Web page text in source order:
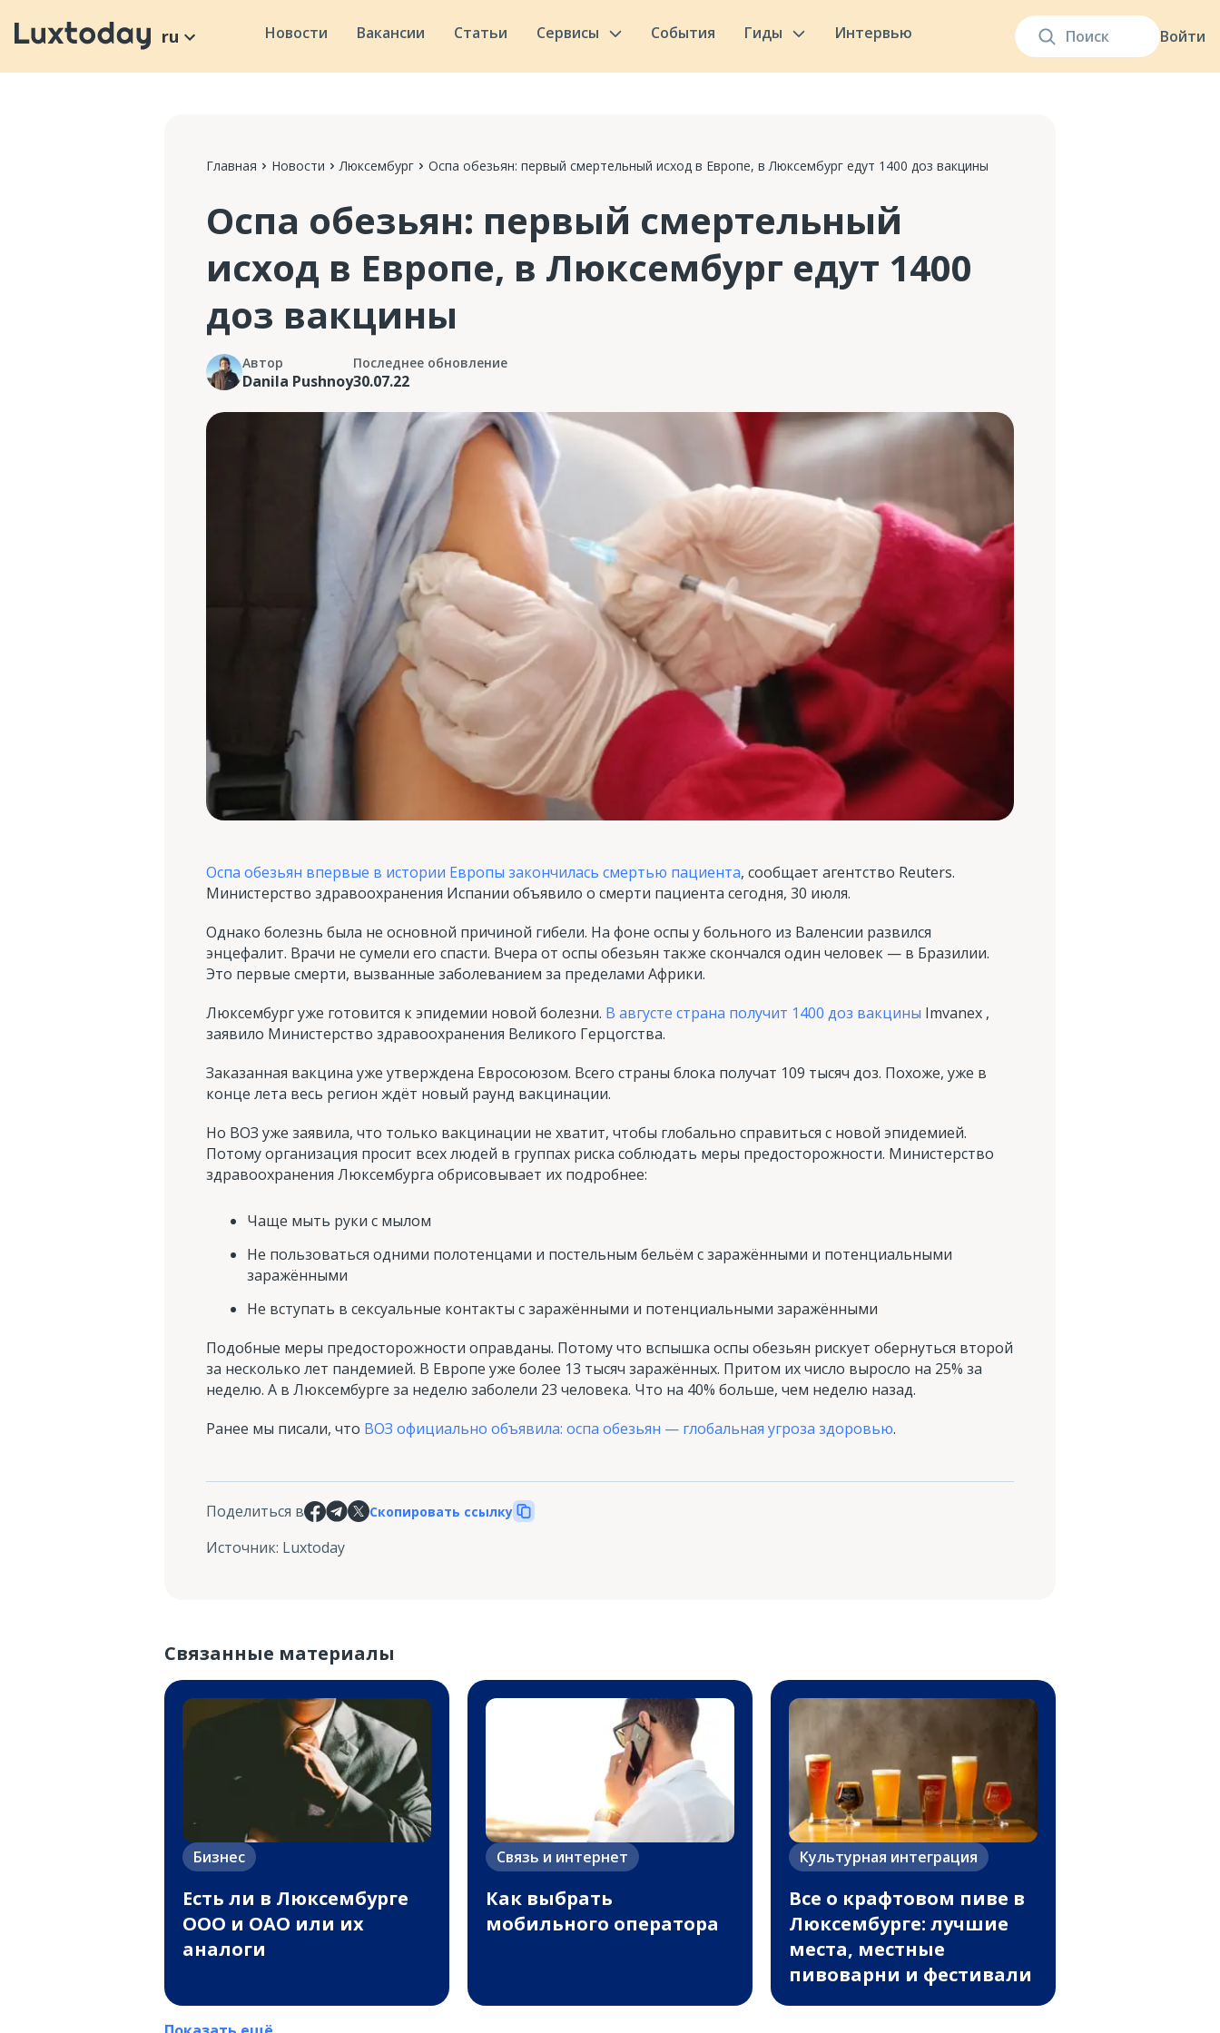
Войти
ru Новости Вакансии Статьи Сервисы События Гиды Интервью
Главная Новости Люксембург Оспа обезьян: первый смертельный исход в Европе, в Люксембург едут 1400 доз вакцины
Оспа обезьян: первый смертельный
исход в Европе, в Люксембург едут 1400
доз вакцины
Автор
Danila Pushnoy
Последнее обновление
30.07.22
Оспа обезьян впервые в истории Европы закончилась смертью пациента, сообщает агентство Reuters.
Министерство здравоохранения Испании объявило о смерти пациента сегодня, 30 июля.
Однако болезнь была не основной причиной гибели. На фоне оспы у больного из Валенсии развился
энцефалит. Врачи не сумели его спасти. Вчера от оспы обезьян также скончался один человек — в Бразилии.
Это первые смерти, вызванные заболеванием за пределами Африки.
Люксембург уже готовится к эпидемии новой болезни. В августе страна получит 1400 доз вакцины Imvanex ,
заявило Министерство здравоохранения Великого Герцогства.
Заказанная вакцина уже утверждена Евросоюзом. Всего страны блока получат 109 тысяч доз. Похоже, уже в
конце лета весь регион ждёт новый раунд вакцинации.
Но ВОЗ уже заявила, что только вакцинации не хватит, чтобы глобально справиться с новой эпидемией.
Потому организация просит всех людей в группах риска соблюдать меры предосторожности. Министерство
здравоохранения Люксембурга обрисовывает их подробнее:
Чаще мыть руки с мылом
Не пользоваться одними полотенцами и постельным бельём с заражёнными и потенциальными
заражёнными
Не вступать в сексуальные контакты с заражёнными и потенциальными заражёнными
Подобные меры предосторожности оправданы. Потому что вспышка оспы обезьян рискует обернуться второй
за несколько лет пандемией. В Европе уже более 13 тысяч заражённых. Притом их число выросло на 25% за
неделю. А в Люксембурге за неделю заболели 23 человека. Что на 40% больше, чем неделю назад.
Ранее мы писали, что ВОЗ официально объявила: оспа обезьян — глобальная угроза здоровью.
Поделиться в Скопировать ссылку
Источник: Luxtoday
Связанные материалы
Бизнес
Есть ли в Люксембурге
ООО и ОАО или их
аналоги
Связь и интернет
Как выбрать
мобильного оператора
Культурная интеграция
Все о крафтовом пиве в
Люксембурге: лучшие
места, местные
пивоварни и фестивали